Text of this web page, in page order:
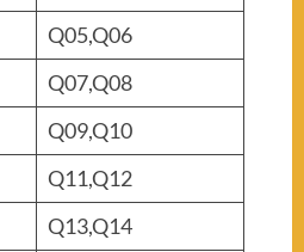
Q05,Q06
Q07,Q08
Q09,Q10
Q11,Q12
Q13,Q14